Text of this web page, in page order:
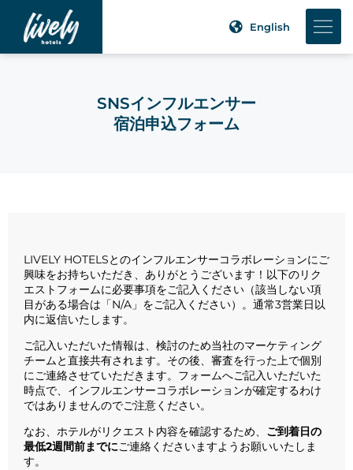
English
SNSインフルエンサー
宿泊申込フォーム
LIVELY HOTELSとのインフルエンサーコラボレーションにご
興味をお持ちいただき、ありがとうございます！以下のリク
エストフォームに必要事項をご記入ください（該当しない項
目がある場合は「N/A」をご記入ください）。通常3営業日以
内に返信いたします。
ご記入いただいた情報は、検討のため当社のマーケティング
チームと直接共有されます。その後、審査を行った上で個別
にご連絡させていただきます。フォームへご記入いただいた
時点で、インフルエンサーコラボレーションが確定するわけ
ではありませんのでご注意ください。
なお、ホテルがリクエスト内容を確認するため、 ご到着日の
最低2週間前までにご連絡くださいますようお願いいたしま
す。